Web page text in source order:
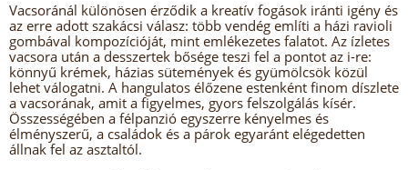
Vacsoránál különösen érződik a kreatív fogások iránti igény és
az erre adott szakácsi válasz: több vendég említi a házi ravioli
gombával kompozícióját, mint emlékezetes falatot. Az ízletes
vacsora után a desszertek bősége teszi fel a pontot az i-re:
könnyű krémek, házias sütemények és gyümölcsök közül
lehet válogatni. A hangulatos élőzene estenként finom díszlete
a vacsorának, amit a figyelmes, gyors felszolgálás kísér.
Összességében a félpanzió egyszerre kényelmes és
élményszerű, a családok és a párok egyaránt elégedetten
állnak fel az asztaltól.